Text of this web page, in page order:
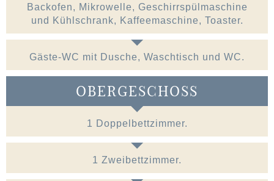
Backofen, Mikrowelle, Geschirrspülmaschine
und Kühlschrank, Kaffeemaschine, Toaster.
Gäste-WC mit Dusche, Waschtisch und WC.
OBERGESCHOSS
1 Doppelbettzimmer.
1 Zweibettzimmer.